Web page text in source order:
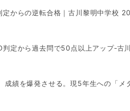
定からの逆転合格｜古川黎明中学校
定から過去問で50点以上アップ‐古
成績を爆発させる。現5年生への「メ